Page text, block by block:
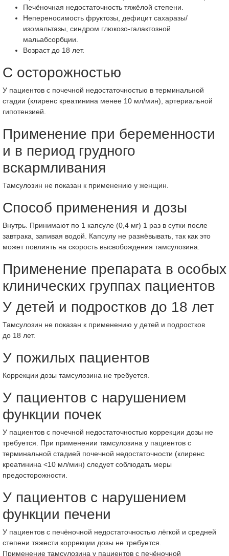
Печёночная недостаточность тяжёлой степени.
Непереносимость фруктозы, дефицит сахаразы/
изомальтазы, синдром глюкозо-галактозной
мальабсорбции.
Возраст до 18 лет.
С осторожностью
У пациентов с почечной недостаточностью в терминальной
стадии (клиренс креатинина менее 10 мл/мин), артериальной
гипотензией.
Применение при беременности
и в период грудного
вскармливания
Тамсулозин не показан к применению у женщин.
Способ применения и дозы
Внутрь. Принимают по 1 капсуле (0,4 мг) 1 раз в сутки после
завтрака, запивая водой. Капсулу не разжёвывать, так как это
может повлиять на скорость высвобождения тамсулозина.
Применение препарата в особых
клинических группах пациентов
У детей и подростков до 18 лет
Тамсулозин не показан к применению у детей и подростков
до 18 лет.
У пожилых пациентов
Коррекции дозы тамсулозина не требуется.
У пациентов с нарушением
функции почек
У пациентов с почечной недостаточностью коррекции дозы не
требуется. При применении тамсулозина у пациентов с
терминальной стадией почечной недостаточности (клиренс
креатинина <10 мл/мин) следует соблюдать меры
предосторожности.
У пациентов с нарушением
функции печени
У пациентов с печёночной недостаточностью лёгкой и средней
степени тяжести коррекции дозы не требуется.
Применение тамсулозина у пациентов с печёночной